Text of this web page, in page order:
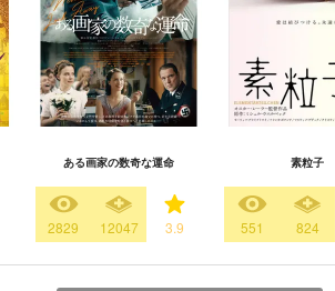
ある画家の数奇な運命
2829 12047 3.9
素粒子
551 824